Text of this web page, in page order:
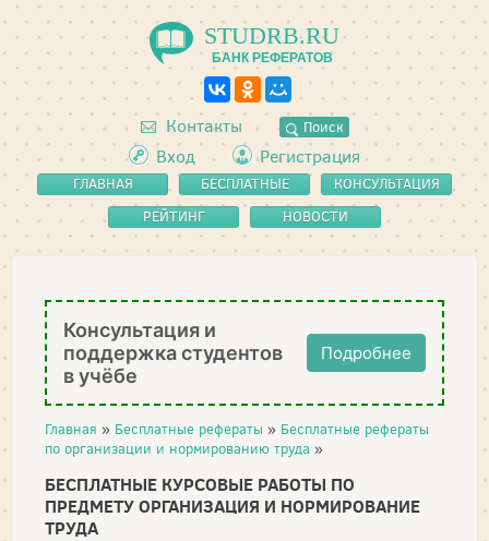
STUDRB.RU
БАНК РЕФЕРАТОВ
Контакты Поиск
Вход Регистрация
ГЛАВНАЯ
БЕСПЛАТНЫЕ
РЕФЕРАТЫ
КОНСУЛЬТАЦИЯ
РЕЙТИНГ
НОВОСТИ
Консультация и
поддержка студентов
в учёбе
Подробнее
Главная » Бесплатные рефераты » Бесплатные рефераты
по организации и нормированию труда »
БЕСПЛАТНЫЕ КУРСОВЫЕ РАБОТЫ ПО
ПРЕДМЕТУ ОРГАНИЗАЦИЯ И НОРМИРОВАНИЕ
ТРУДА